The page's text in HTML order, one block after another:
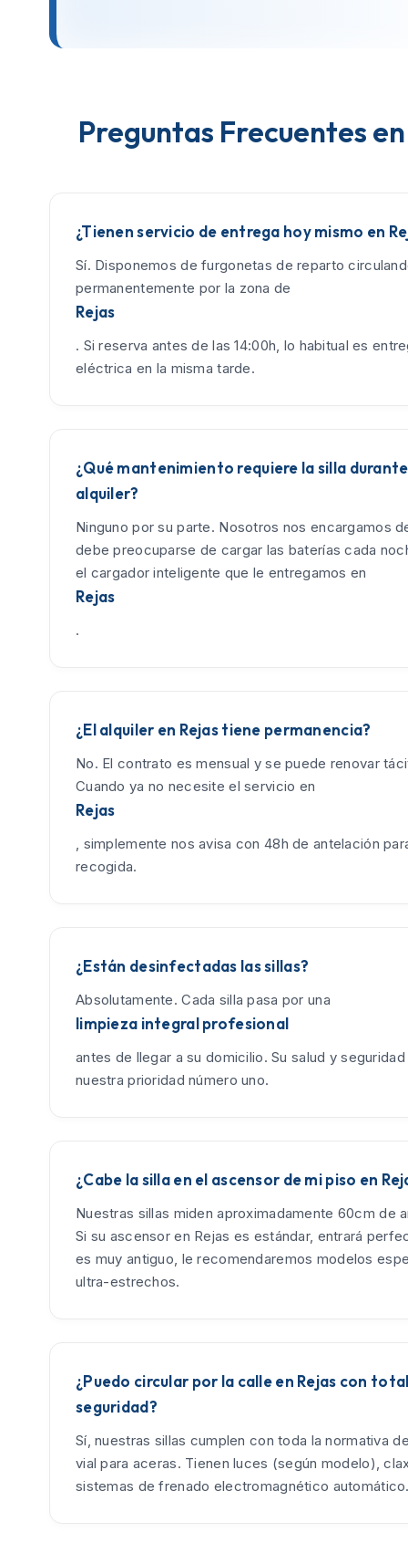
Preguntas Frecuentes
¿Tienen servicio de entrega hoy mismo en
Sí. Disponemos de furgonetas de reparto
permanentemente por la zona de
Rejas
. Si reserva antes de las 14:00h, lo habitual es
eléctrica en la misma tarde.
¿Qué mantenimiento requiere la silla
alquiler?
Ninguno por su parte. Nosotros nos encargamos
debe preocuparse de cargar las baterías cada
el cargador inteligente que le entregamos en
Rejas
.
¿El alquiler en Rejas tiene permanencia?
No. El contrato es mensual y se puede renovar
Cuando ya no necesite el servicio en
Rejas
, simplemente nos avisa con 48h de antelación
recogida.
¿Están desinfectadas las sillas?
Absolutamente. Cada silla pasa por una
limpieza integral profesional
antes de llegar a su domicilio. Su salud y
nuestra prioridad número uno.
¿Cabe la silla en el ascensor de mi piso en
Nuestras sillas miden aproximadamente 60cm de
Si su ascensor en Rejas es estándar, entrará
es muy antiguo, le recomendaremos modelos
ultra-estrechos.
¿Puedo circular por la calle en Rejas con
seguridad?
Sí, nuestras sillas cumplen con toda la normativa
vial para aceras. Tienen luces (según modelo),
sistemas de frenado electromagnético